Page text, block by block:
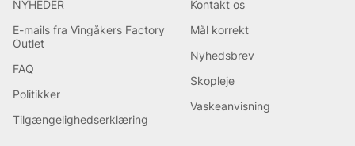
NYHEDER
E-mails fra Vingåkers Factory
Outlet
FAQ
Politikker
Tilgængelighedserklæring
Kontakt os
Mål korrekt
Nyhedsbrev
Skopleje
Vaskeanvisning